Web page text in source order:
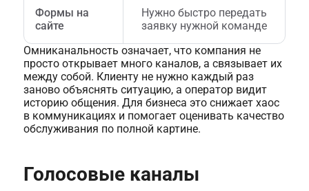
Формы на
сайте
Нужно быстро передать
заявку нужной команде
Омниканальность означает, что компания не
просто открывает много каналов, а связывает их
между собой. Клиенту не нужно каждый раз
заново объяснять ситуацию, а оператор видит
историю общения. Для бизнеса это снижает хаос
в коммуникациях и помогает оценивать качество
обслуживания по полной картине.
Голосовые каналы